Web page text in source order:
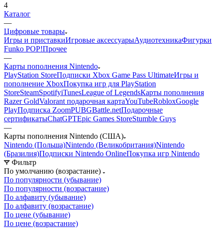
4
Каталог
—
Цифровые товары
Игры и приставкиИгровые аксессуарыАудиотехникаФигурки
Funko POP!Прочее
—
Карты пополнения Nintendo
PlayStation StoreПодписки Xbox Game Pass UltimateИгры и
пополнение XboxПокупка игр для PlayStation
StoreSteamSpotifyiTunesLeague of LegendsКарты пополнения
Razer GoldValorant подарочная картаYouTubeRobloxGoogle
PlayПодписка ZoomPUBGBattle.netПодарочные
сертификатыChatGPTEpic Games StoreStumble Guys
—
Карты пополнения Nintendo (США)
Nintendo (Польша)Nintendo (Великобритания)Nintendo
(Бразилия)Подписки Nintendo OnlineПокупка игр Nintendo
Фильтр
По умолчанию (возрастание)
По популярности (убывание)
По популярности (возрастание)
По алфавиту (убывание)
По алфавиту (возрастание)
По цене (убывание)
По цене (возрастание)